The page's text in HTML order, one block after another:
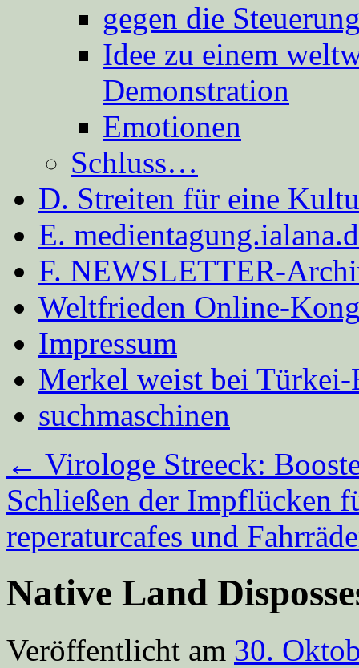
gegen die
Idee zu einem
Demonstration
Emotionen
Schluss…
D. Streiten für eine
E.
F. NEWSLETTER-
Weltfrieden Online-
Impressum
Merkel weist bei
suchmaschinen
← Virologe Streeck:
Schließen der Impflücken
reperaturcafes und
Native Land
Veröffentlicht am 30.